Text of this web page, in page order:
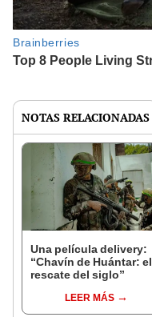
NOTAS RELACIONADAS
Una película delivery:
“Chavín de Huántar: el
rescate del siglo”
LEER MÁS